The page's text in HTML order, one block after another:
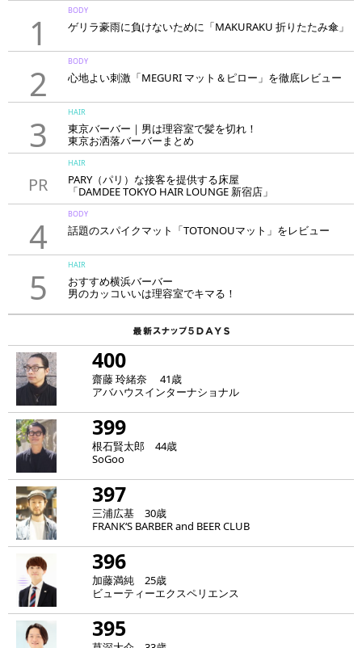
1
BODY
ゲリラ豪雨に負けないために「MAKURAKU 折りたたみ傘」
2
BODY
心地よい刺激「MEGURI マット＆ピロー」を徹底レビュー
3
HAIR
東京バーバー｜男は理容室で髪を切れ！
東京お洒落バーバーまとめ
PR
HAIR
PARY（パリ）な接客を提供する床屋
「DAMDEE TOKYO HAIR LOUNGE 新宿店」
4
BODY
話題のスパイクマット「TOTONOUマット」をレビュー
5
HAIR
おすすめ横浜バーバー
男のカッコいいは理容室でキマる！
400
齋藤 玲緒奈 41歳
アバハウスインターナショナル
399
根石賢太郎 44歳
SoGoo
397
三浦広基 30歳
FRANK‘S BARBER and BEER CLUB
396
加藤満純 25歳
ビューティーエクスペリエンス
395